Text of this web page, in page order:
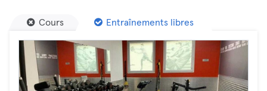
Cours Entraînements libres